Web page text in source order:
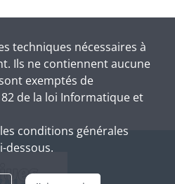
techniques nécessaires à
Ils ne contiennent aucune
exemptés de
de la loi Informatique et
conditions générales
dessous.